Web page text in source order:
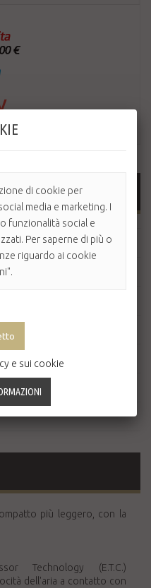
W
più leggero, con la
Technology (E.T.C.)
dell'aria a contatto con
di cookie per
media e marketing. I
funzionalità social e
Per saperne di più o
riguardo ai cookie
e sui cookie